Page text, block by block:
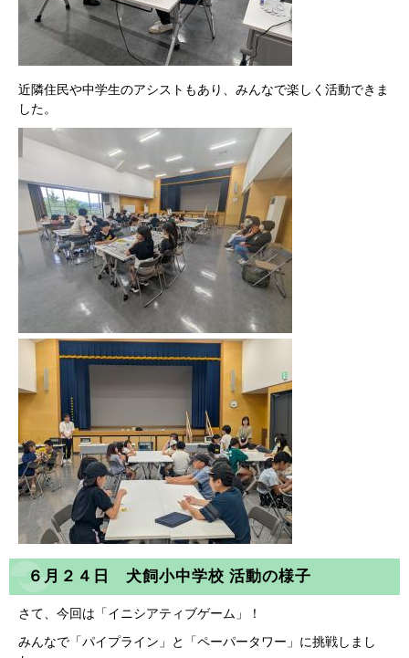
近隣住民や中学生のアシストもあり、みんなで楽しく活動できま
した。
６月２４日 犬飼小中学校 活動の様子
さて、今回は「イニシアティブゲーム」！
みんなで「パイプライン」と「ペーパータワー」に挑戦しまし